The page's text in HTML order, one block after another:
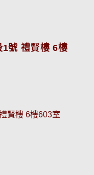
號 禮賢樓 6樓
賢樓 6樓603室